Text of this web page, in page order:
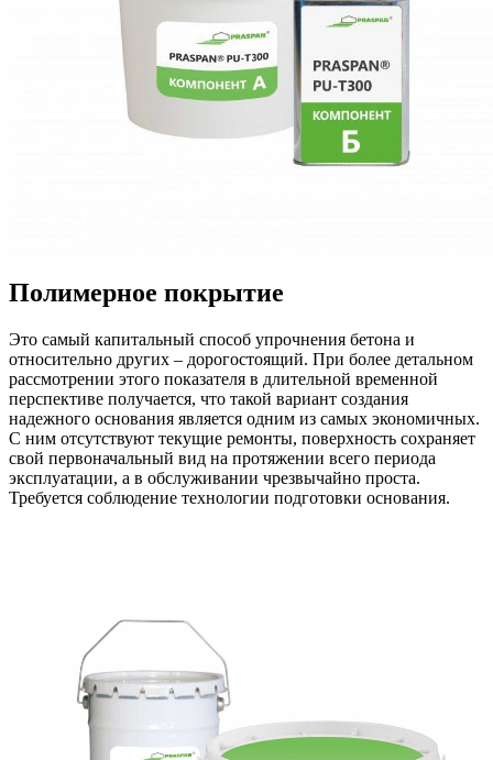
Полимерное покрытие
Это самый капитальный способ упрочнения бетона и
относительно других – дорогостоящий. При более детальном
рассмотрении этого показателя в длительной временной
перспективе получается, что такой вариант создания
надежного основания является одним из самых экономичных.
С ним отсутствуют текущие ремонты, поверхность сохраняет
свой первоначальный вид на протяжении всего периода
эксплуатации, а в обслуживании чрезвычайно проста.
Требуется соблюдение технологии подготовки основания.